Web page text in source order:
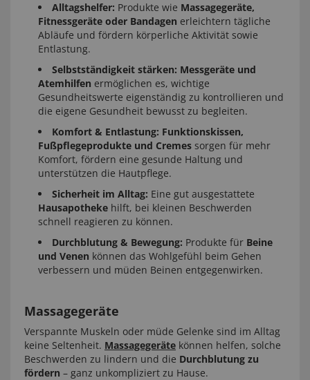
Alltagshelfer: Produkte wie Massagegeräte,
Fitnessgeräte oder Bandagen erleichtern tägliche
Abläufe und fördern körperliche Aktivität sowie
Entlastung.
Selbstständigkeit stärken: Messgeräte und
Atemhilfen ermöglichen es, wichtige
Gesundheitswerte eigenständig zu kontrollieren und
die eigene Gesundheit bewusst zu begleiten.
Komfort & Entlastung: Funktionskissen,
Fußpflegeprodukte und Cremes sorgen für mehr
Komfort, fördern eine gesunde Haltung und
unterstützen die Hautpflege.
Sicherheit im Alltag: Eine gut ausgestattete
Hausapotheke hilft, bei kleinen Beschwerden
schnell reagieren zu können.
Durchblutung & Bewegung: Produkte für Beine
und Venen können das Wohlgefühl beim Gehen
verbessern und müden Beinen entgegenwirken.
Massagegeräte
Verspannte Muskeln oder müde Gelenke sind im Alltag
keine Seltenheit. Massagegeräte können helfen, solche
Beschwerden zu lindern und die Durchblutung zu
fördern – ganz unkompliziert zu Hause.